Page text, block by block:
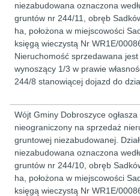
niezabudowana oznaczona
gruntów nr 244/11, obręb
ha, położona w miejscowości
księgą wieczystą Nr WR1E/
Nieruchomość sprzedawana jest
wynoszący 1/3 w prawie
244/8 stanowiącej dojazd do
Wójt Gminy Dobroszyce
nieograniczony na sprzedaż
gruntowej niezabudowanej.
niezabudowana oznaczona
gruntów nr 244/10, obręb
ha, położona w miejscowości
księgą wieczystą Nr WR1E/